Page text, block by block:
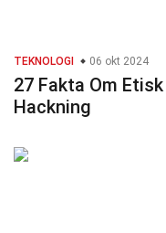
TEKNOLOGI 06 okt 2024
27 Fakta Om Etisk
Hackning